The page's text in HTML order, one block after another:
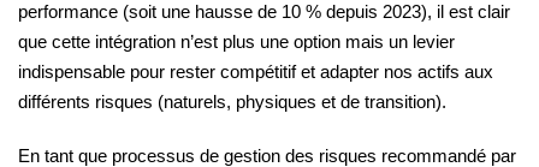
performance (soit une hausse de 10 % depuis 2023), il est clair
que cette intégration n’est plus une option mais un levier
indispensable pour rester compétitif et adapter nos actifs aux
différents risques (naturels, physiques et de transition).
En tant que processus de gestion des risques recommandé par